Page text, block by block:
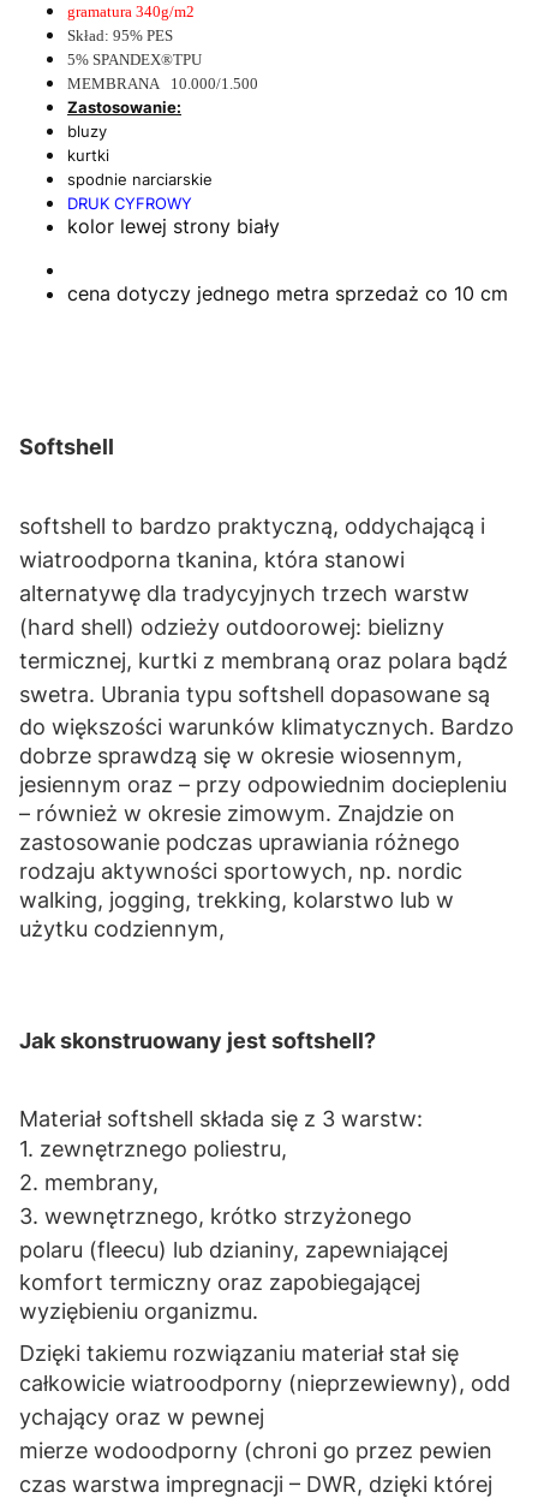
gramatura 340g/m2
Skład: 95% PES
5% SPANDEX®TPU
MEMBRANA 10.000/1.500
Zastosowanie:
bluzy
kurtki
spodnie narciarskie
DRUK CYFROWY
kolor lewej strony biały
cena dotyczy jednego metra sprzedaż co 10 cm
Softshell
softshell to bardzo praktyczną, oddychającą i
wiatroodporna tkanina, która stanowi
alternatywę dla tradycyjnych trzech warstw
(hard shell) odzieży outdoorowej: bielizny
termicznej, kurtki z membraną oraz polara bądź
swetra. Ubrania typu softshell dopasowane są
do większości warunków klimatycznych. Bardzo
dobrze sprawdzą się w okresie wiosennym,
jesiennym oraz – przy odpowiednim dociepleniu
– również w okresie zimowym. Znajdzie on
zastosowanie podczas uprawiania różnego
rodzaju aktywności sportowych, np. nordic
walking, jogging, trekking, kolarstwo lub w
użytku codziennym,
Jak skonstruowany jest softshell?
Materiał softshell składa się z 3 warstw:
1. zewnętrznego poliestru,
2. membrany,
3. wewnętrznego, krótko strzyżonego
polaru (fleecu) lub dzianiny, zapewniającej
komfort termiczny oraz zapobiegającej
wyziębieniu organizmu.
Dzięki takiemu rozwiązaniu materiał stał się
całkowicie wiatroodporny (nieprzewiewny), odd
ychający oraz w pewnej
mierze wodoodporny (chroni go przez pewien
czas warstwa impregnacji – DWR, dzięki której